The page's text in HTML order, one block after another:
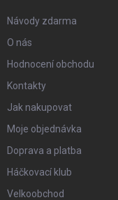
Návody zdarma
O nás
Hodnocení obchodu
Kontakty
Jak nakupovat
Moje objednávka
Doprava a platba
Háčkovací klub
Velkoobchod